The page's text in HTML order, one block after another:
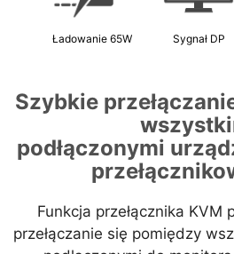
Ładowanie 65W Sygnał DP
Szybkie
podłączonymi
Funkcja przełącznika KVM
przełączanie się pomiędzy